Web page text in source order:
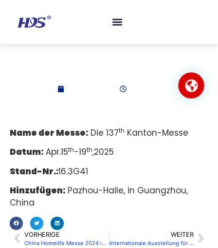
Name der Messe: Die 137th Kanton-Messe
Datum: Apr.15th-19th,2025
Stand-Nr.:16.3G41
Hinzufügen: Pazhou-Halle, in Guangzhou,
China
VORHERIGE
China Homelife Messe 2024 in DUBAI
WEITER
Internationale Ausstellung für Hardwaretechnologie in Malaysia 2025